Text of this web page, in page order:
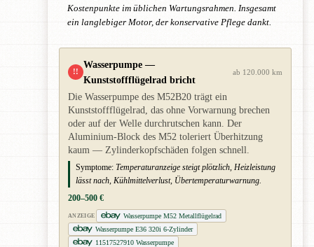
Kostenpunkte im üblichen Wartungsrahmen. Insgesamt
ein langlebiger Motor, der konservative Pflege dankt.
!!
Wasserpumpe —
Kunststoffflügelrad bricht
ab 120.000 km
Die Wasserpumpe des M52B20 trägt ein
Kunststoffflügelrad, das ohne Vorwarnung brechen
oder auf der Welle durchrutschen kann. Der
Aluminium-Block des M52 toleriert Überhitzung
kaum — Zylinderkopfschäden folgen schnell.
Symptome: Temperaturanzeige steigt plötzlich, Heizleistung
lässt nach, Kühlmittelverlust, Übertemperaturwarnung.
200–500 €
ANZEIGE
Wasserpumpe M52 Metallflügelrad
Wasserpumpe E36 320i 6-Zylinder
11517527910 Wasserpumpe